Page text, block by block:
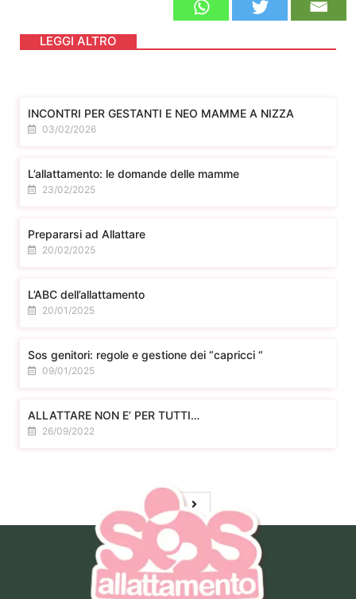
LEGGI ALTRO
INCONTRI PER GESTANTI E NEO MAMME A NIZZA
03/02/2026
L’allattamento: le domande delle mamme
23/02/2025
Prepararsi ad Allattare
20/02/2025
L’ABC dell’allattamento
20/01/2025
Sos genitori: regole e gestione dei “capricci “
09/01/2025
ALLATTARE NON E’ PER TUTTI…
26/09/2022